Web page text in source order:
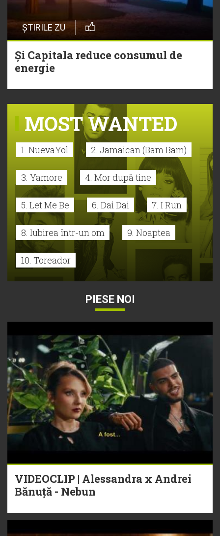
ȘTIRILE ZU
Și Capitala reduce consumul de
energie
MOST WANTED
1. NuevaYol 2. Jamaican (Bam Bam)
3. Yamore 4. Mor după tine
5. Let Me Be 6. Dai Dai 7. I Run
8. Iubirea într-un om 9. Noaptea
10. Toreador
PIESE NOI
VIDEOCLIP | Alessandra x Andrei
Bănuță - Nebun